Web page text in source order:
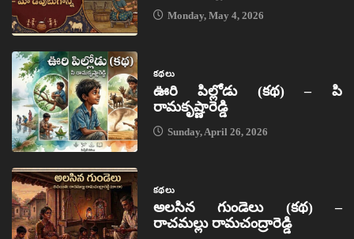
Monday, May 4, 2026
కథలు
ఊరి పిల్లోడు (కథ) – పి
రామకృష్ణారెడ్డి
Sunday, April 26, 2026
కథలు
అలసిన గుండెలు (కథ) –
రాచమల్లు రామచంద్రారెడ్డి